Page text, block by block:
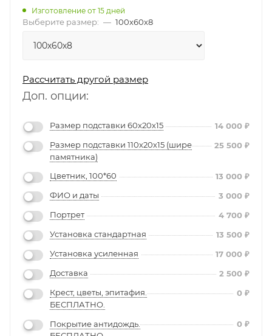
Изготовление от 15 дней
Выберите размер: — 100х60х8
Рассчитать другой размер
Доп. опции:
Размер подставки 60х20х15 14 000 ₽
Размер подставки 110х20х15 (шире
памятника)
25 500 ₽
Цветник, 100*60 13 000 ₽
ФИО и даты
3 000 ₽
Портрет
4 700 ₽
Установка стандартная
13 500 ₽
Установка усиленная
17 000 ₽
Доставка
2 500 ₽
Крест, цветы, эпитафия.
БЕСПЛАТНО.
0 ₽
Покрытие антидождь.
0 ₽